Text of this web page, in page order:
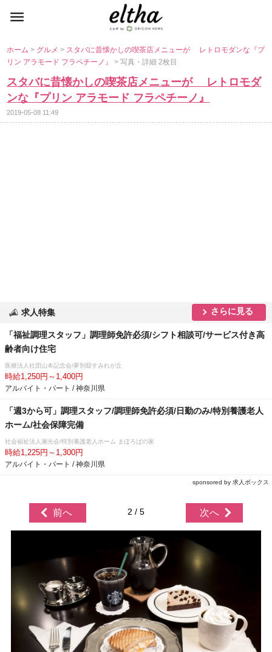
ホーム> グルメ> スタバに昔懐かしの喫茶店メニューが レトロモダンな『プ
リン アラモード フラペチーノ』> 写真・詳細 2枚目
スタバに昔懐かしの喫茶店メニューが レトロモダ
ンな『プリン アラモード フラペチーノ』
2019-05-08 11:49
求人特集 さらに見る
「福祉調理スタッフ」調理師免許必須/シフト相談可/サービス付き高
齢者向け住宅
医療法人社団山本記念会/夢別邸すみれが丘
時給1,250円～1,400円
アルバイト・パート / 神奈川県
「週3から可」調理スタッフ/調理師免許必須/日勤のみ/特別養護老人
ホーム/社会保障完備
社会福祉法人湘光会/特別養護老人ホーム まほろばの家
時給1,225円～1,300円
アルバイト・パート / 神奈川県
sponsored by 求人ボックス
前へ 2 / 5 次へ